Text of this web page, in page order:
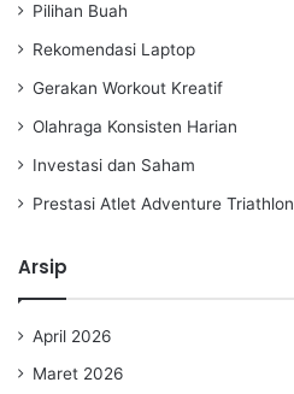
Pilihan Buah
Rekomendasi Laptop
Gerakan Workout Kreatif
Olahraga Konsisten Harian
Investasi dan Saham
Prestasi Atlet Adventure Triathlon
Arsip
April 2026
Maret 2026